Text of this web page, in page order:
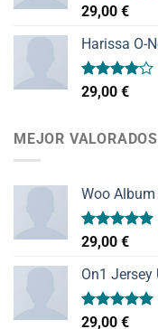
Valorado
con
3.50de
5
29,00 €
Harissa O-
Valorado
con
29,00 €
MEJOR VALORADOS
Woo
Valorado
con
de 5
29,00 €
On1 Jersey
Valorado
29,00 €